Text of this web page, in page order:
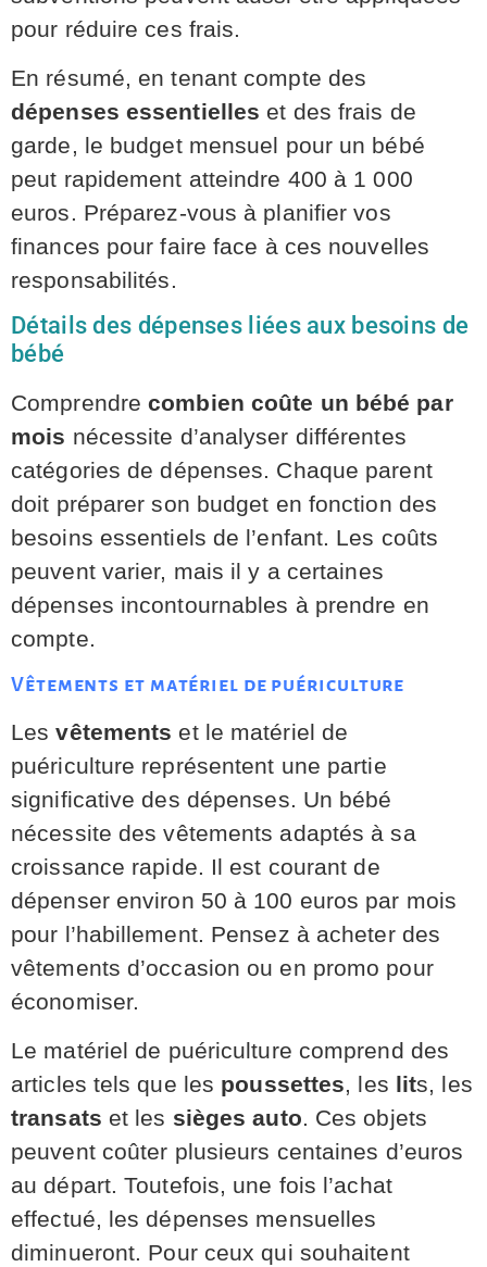
pour réduire ces frais.
En résumé, en tenant compte des
dépenses essentielles et des frais de
garde, le budget mensuel pour un bébé
peut rapidement atteindre 400 à 1 000
euros. Préparez-vous à planifier vos
finances pour faire face à ces nouvelles
responsabilités.
Détails des dépenses liées aux besoins de
bébé
Comprendrecombien coûte un bébé par
mois nécessite d’analyser différentes
catégories de dépenses. Chaque parent
doit préparer son budget en fonction des
besoins essentiels de l’enfant. Les coûts
peuvent varier, mais il y a certaines
dépenses incontournables à prendre en
compte.
Vêtements et matériel de puériculture
Lesvêtements et le matériel de
puériculture représentent une partie
significative des dépenses. Un bébé
nécessite des vêtements adaptés à sa
croissance rapide. Il est courant de
dépenser environ 50 à 100 euros par mois
pour l’habillement. Pensez à acheter des
vêtements d’occasion ou en promo pour
économiser.
Le matériel de puériculture comprend des
articles tels que les poussettes, les lits, les
transats et les sièges auto. Ces objets
peuvent coûter plusieurs centaines d’euros
au départ. Toutefois, une fois l’achat
effectué, les dépenses mensuelles
diminueront. Pour ceux qui souhaitent